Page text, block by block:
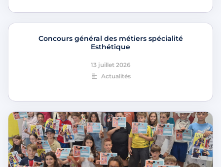
Concours général des métiers spécialité
Esthétique
13 juillet 2026
Actualités